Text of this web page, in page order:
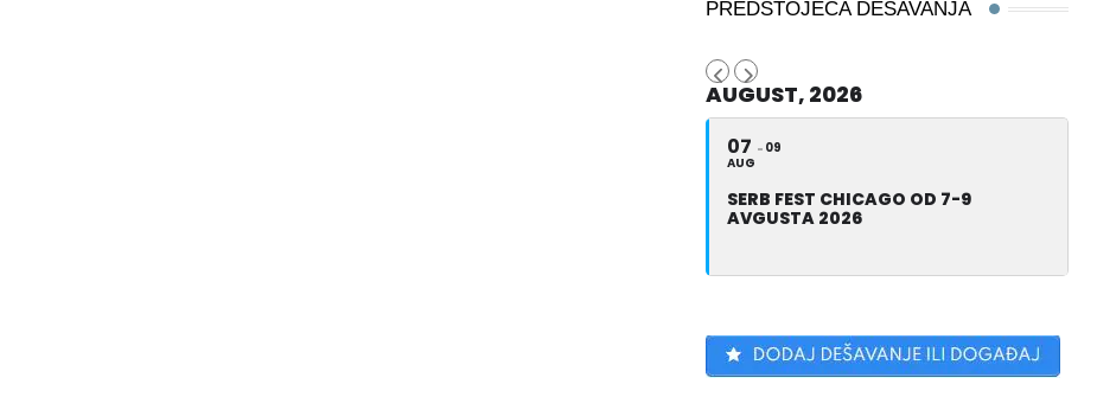
PREDSTOJEĆA DEŠAVANJA
AUGUST, 2026
07
AUG
09
SERB FEST CHICAGO OD 7-9
AVGUSTA 2026